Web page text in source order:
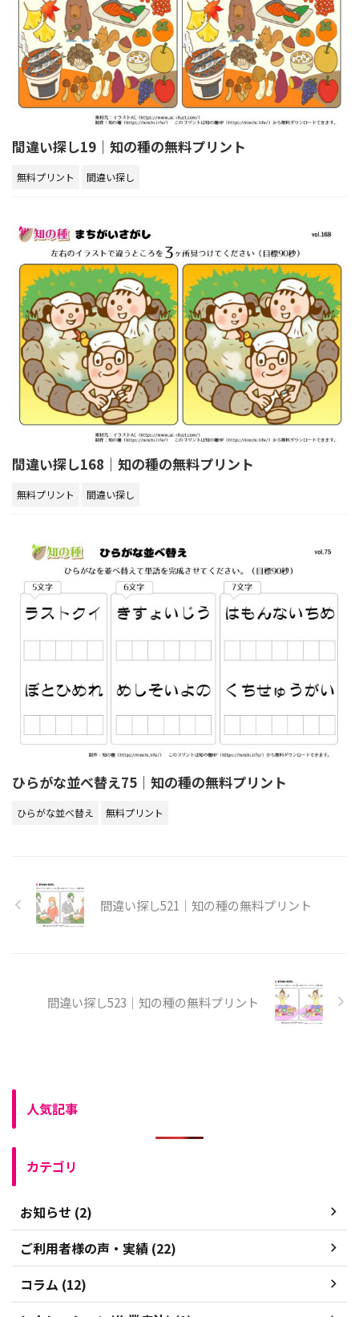
間違い探し19｜知の種の無料プリント
無料プリント 間違い探し
間違い探し168｜知の種の無料プリント
無料プリント 間違い探し
ひらがな並べ替え75｜知の種の無料プリント
ひらがな並べ替え 無料プリント
間違い探し521｜知の種の無料プリント
間違い探し523｜知の種の無料プリント
人気記事
カテゴリ
お知らせ (2)
ご利用者様の声・実績 (22)
コラム (12)